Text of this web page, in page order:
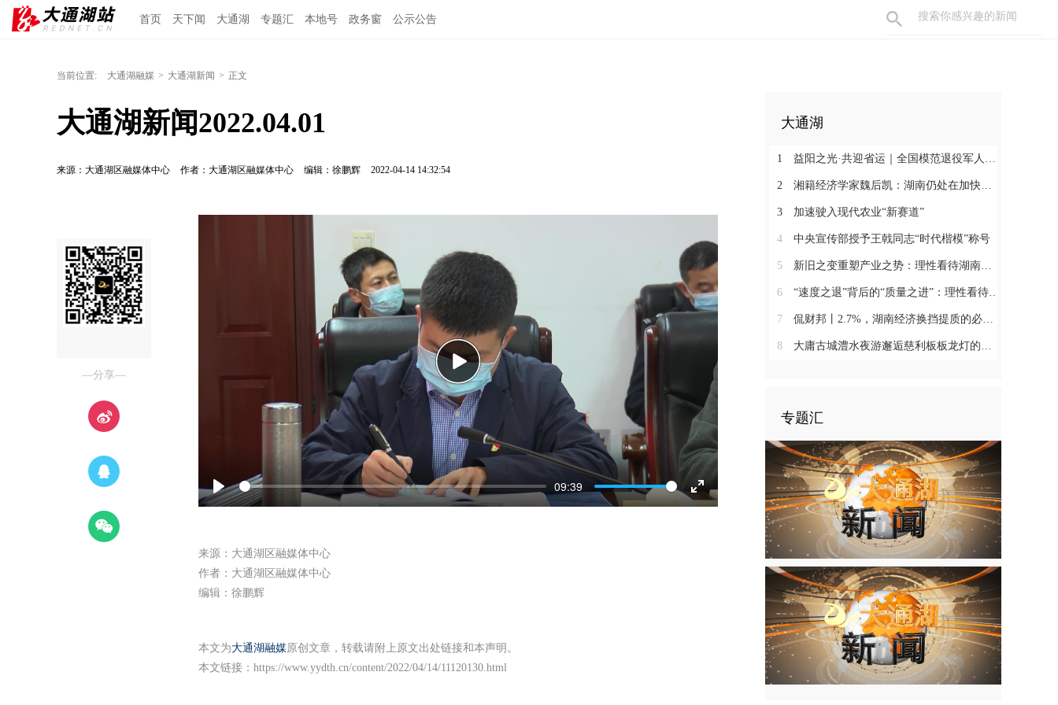
首页 天下闻 大通湖 专题汇 本地号 政务窗 公示公告
当前位置: 大通湖融媒 > 大通湖新闻 > 正文
大通湖新闻2022.04.01
来源：大通湖区融媒体中心 作者：大通湖区融媒体中心 编辑：徐鹏辉 2022-04-14 14:32:54
—分享—
Play
09:39
Enter
Play
来源：大通湖区融媒体中心
作者：大通湖区融媒体中心
编辑：徐鹏辉
本文为大通湖融媒原创文章，转载请附上原文出处链接和本声明。
本文链接： https://www.yydth.cn/content/2022/04/14/11120130.html
大通湖
1 益阳之光·共迎省运｜全国模范退役军人许国良的乡村美育之路
2 湘籍经济学家魏后凯：湖南仍处在加快发展的过程中
3 加速驶入现代农业“新赛道”
4 中央宣传部授予王戟同志“时代楷模”称号
5 新旧之变重塑产业之势：理性看待湖南经济半年报（二）
6 “速度之退”背后的“质量之进”：理性看待湖南经济半年报（一）
7 侃财邦丨2.7%，湖南经济换挡提质的必经关口
8 大庸古城澧水夜游邂逅慈利板板龙灯的千年浪漫
专题汇